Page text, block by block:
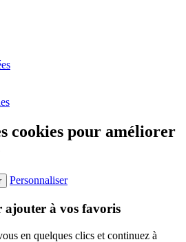
cookies pour améliorer
Personnaliser
ajouter à vos favoris
en quelques clics et continuez à